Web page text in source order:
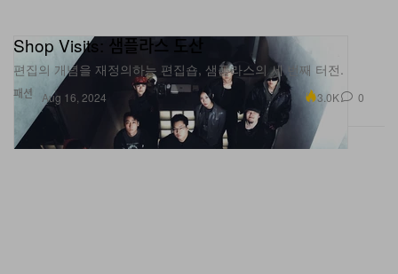
패션
Shop Visits: 샘플라스 도산
편집의 개념을 재정의하는 편집숍, 샘플라스의 세 번째 터전.
Aug 16, 2024 3.0K 0